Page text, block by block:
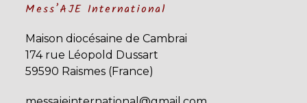
Mess’AJE International
Maison diocésaine de Cambrai
174 rue Léopold Dussart
59590 Raismes (France)